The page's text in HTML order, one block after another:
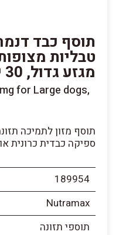
מגזע גדול, 30 יח'
for Large dogs,
תוסף מזון לתמיכה
ספיקה כבדית כרונית
189954
Nutramax
תוספי תזונה